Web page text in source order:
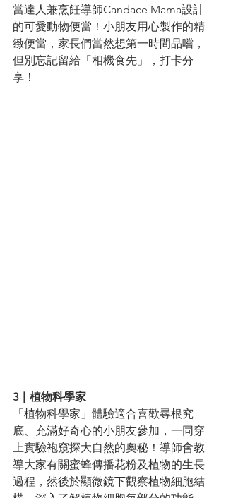
當達人兼烹飪導師Candace Mama設計
的可愛動物便當！小朋友用心製作的精
緻便當，家長們當然想第一時間品嚐，
但別忘記留給「相機食先」，打卡分
享！
3｜植物科學家
「植物科學家」體驗適合喜歡尋根究
底、充滿好奇心的小朋友參加，一同穿
上實驗袍窺探大自然的奧秘！導師會教
導大家有關蜜蜂傳播花粉及植物的生長
過程，然後於顯微鏡下觀察植物細胞結